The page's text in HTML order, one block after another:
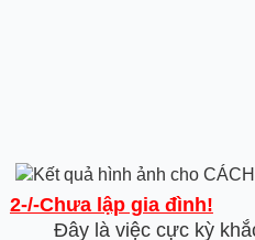
2-/-Chưa lập gia đình!
Đây là việc cực kỳ khắc